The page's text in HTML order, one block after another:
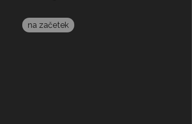
na začetek